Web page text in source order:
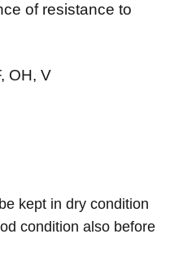
of resistance to
OH, V
kept in dry condition
condition also before